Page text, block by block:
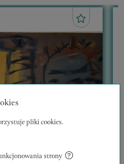
pliki cookies.
strony